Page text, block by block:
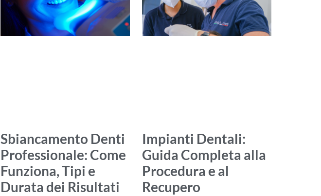
Sbiancamento Denti
Professionale: Come
Funziona, Tipi e
Durata dei Risultati
Impianti Dentali:
Guida Completa alla
Procedura e al
Recupero